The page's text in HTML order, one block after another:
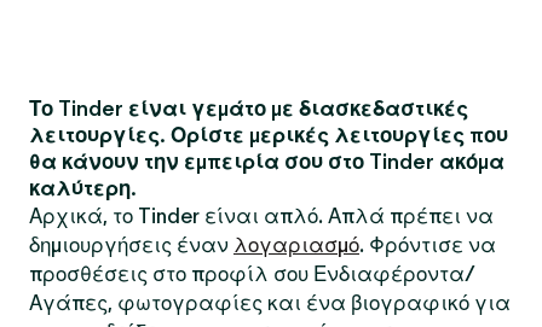
Το Tinder είναι γεμάτο με διασκεδαστικές
λειτουργίες. Ορίστε μερικές λειτουργίες που
θα κάνουν την εμπειρία σου στο Tinder ακόμα
καλύτερη.
Αρχικά, το Tinder είναι απλό. Απλά πρέπει να
δημιουργήσεις έναν λογαριασμό. Φρόντισε να
προσθέσεις στο προφίλ σου Ενδιαφέροντα/
Αγάπες, φωτογραφίες και ένα βιογραφικό για